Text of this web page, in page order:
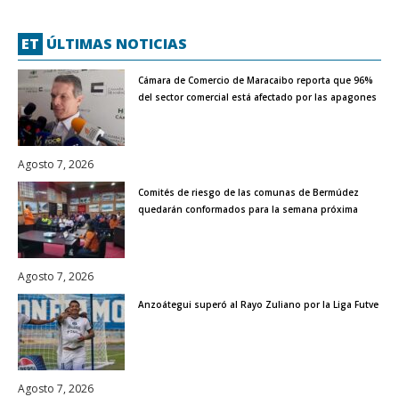
ET ÚLTIMAS NOTICIAS
Cámara de Comercio de Maracaibo reporta que 96%
del sector comercial está afectado por las apagones
Agosto 7, 2026
Comités de riesgo de las comunas de Bermúdez
quedarán conformados para la semana próxima
Agosto 7, 2026
Anzoátegui superó al Rayo Zuliano por la Liga Futve
Agosto 7, 2026